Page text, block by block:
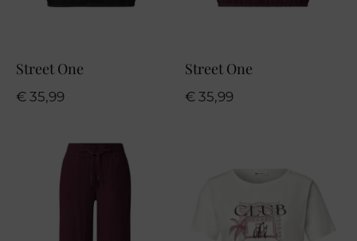
Street One
€ 35,99
Street One
€ 35,99